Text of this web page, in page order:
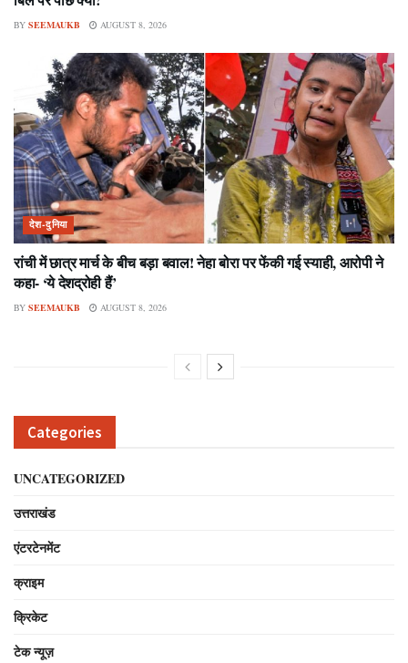
BY SEEMAUKB AUGUST 8, 2026
देश-दुनिया
रांची में छात्र मार्च के बीच बड़ा बवाल! नेहा बोरा पर फेंकी गई स्याही, आरोपी ने
कहा- ‘ये देशद्रोही हैं’
BY SEEMAUKB AUGUST 8, 2026
Categories
UNCATEGORIZED
उत्तराखंड
एंटरटेनमेंट
क्राइम
क्रिकेट
टेक न्यूज़